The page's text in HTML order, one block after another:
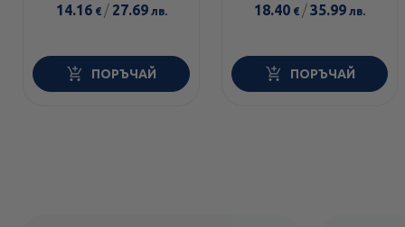
14.16€ / 27.69лв.
ПОРЪЧАЙ
Natural Factors
18.40 € /35.99 лв.
ПОРЪЧАЙ